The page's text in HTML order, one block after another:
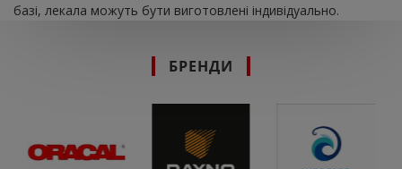
базі, лекала можуть бути виготовлені індивідуально.
БРЕНДИ